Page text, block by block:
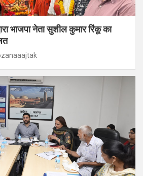
भाजपा नेता सुशील कुमार रिंकू का